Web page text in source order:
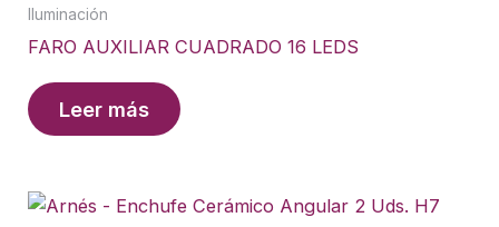
Iluminación
FARO AUXILIAR CUADRADO 16 LEDS
Leer más